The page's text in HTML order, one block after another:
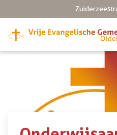
8096 CH